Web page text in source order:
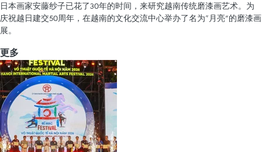
日本画家安藤纱子已花了30年的时间，来研究越南传统磨漆画艺术。为
庆祝越日建交50周年，在越南的文化交流中心举办了名为“月亮”的磨漆画
展。
更多